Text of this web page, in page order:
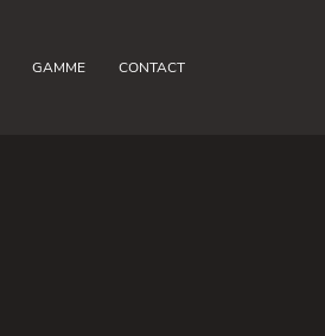
GAMME CONTACT